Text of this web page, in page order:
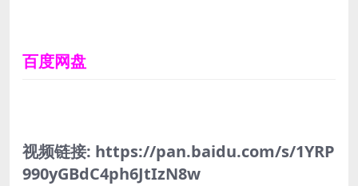
百度网盘
视频链接: https://pan.baidu.com/s/1YRP
990yGBdC4ph6JtIzN8w